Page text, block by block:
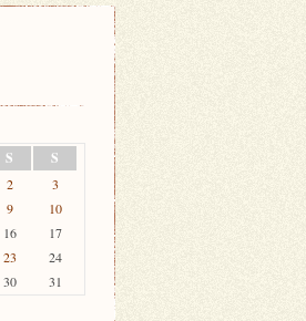
S S
2
3
9
10
16
17
23
24
30 31